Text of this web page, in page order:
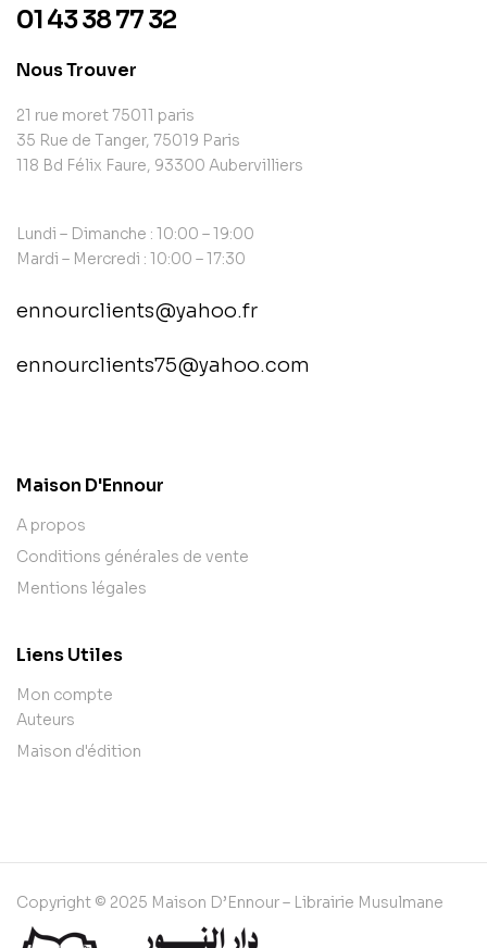
01 43 38 77 32
Nous Trouver
21 rue moret 75011 paris
35 Rue de Tanger, 75019 Paris
118 Bd Félix Faure, 93300 Aubervilliers
Lundi – Dimanche : 10:00 – 19:00
Mardi – Mercredi : 10:00 – 17:30
ennourclients@yahoo.fr
ennourclients75@yahoo.com
Maison D'Ennour
A propos
Conditions générales de vente
Mentions légales
Liens Utiles
Mon compte
Auteurs
Maison d'édition
Copyright © 2025 Maison D’Ennour – Librairie Musulmane